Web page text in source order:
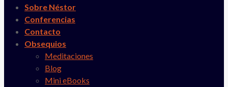
Sobre Néstor
Conferencias
Contacto
Obsequios
Meditaciones
Blog
Mini eBooks